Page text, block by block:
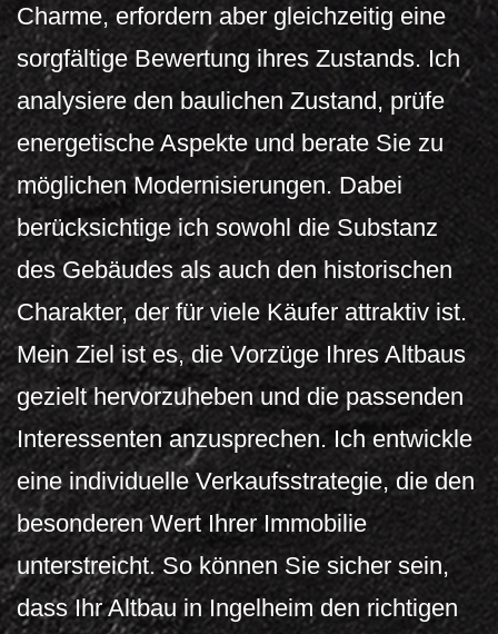
Charme, erfordern aber gleichzeitig eine
sorgfältige Bewertung ihres Zustands. Ich
analysiere den baulichen Zustand, prüfe
energetische Aspekte und berate Sie zu
möglichen Modernisierungen. Dabei
berücksichtige ich sowohl die Substanz
des Gebäudes als auch den historischen
Charakter, der für viele Käufer attraktiv ist.
Mein Ziel ist es, die Vorzüge Ihres Altbaus
gezielt hervorzuheben und die passenden
Interessenten anzusprechen. Ich entwickle
eine individuelle Verkaufsstrategie, die den
besonderen Wert Ihrer Immobilie
unterstreicht. So können Sie sicher sein,
dass Ihr Altbau in Ingelheim den richtigen